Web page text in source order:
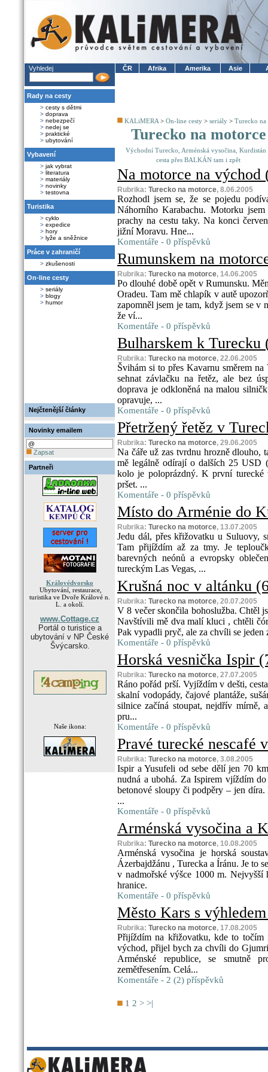
Vyhledej
Rady na cesty
> cesty s dětmi
> doprava
> nebezpečí
> nedej se
> praktické
> ubytování
Vybavení
> jak vybrat
> literatura
> materiály
> novinky
> testovna
Turistika
> cyklo
> expedice
> hory
> lyže a sněžnice
Práce v zahraničí
> zkušenosti
On-line cesty
> seriály
> blogy
> humor
Nejčtenější články
Novinky emailem
Zapsat
Partneři
Královédvorsko
Ubytování, restaurace,
turistika ve Dvoře Králové n.
L. a okolí.
www.Cottage.cz
Portál o turistice a
ubytování v NP České
Švýcarsko.
Naše ikona:
ČR Afrika Amerika Asie
KALiMERA > On-line cesty > seriály > Turecko na
Turecko na motorce
Východní Turecko, Arménská vysočina, Kurdistán
cesta přes BALKÁN tam i zpět
Na motorce na východ
Rubrika: Turecko na motorce, 8.06.2005
Rozhodl jsem se, že se pojedu
Náhorního Karabachu. Motorku
prachy na cestu taky. Na konci
jižní Moravu. Hne...
Komentáře - 0 příspěvků
Rumunskem na
Rubrika: Turecko na motorce, 14.06.2005
Po dlouhé době opět v Rumunsku.
Oradeu. Tam mě chlapík v autě
zapomněl jsem je tam, když jsem se v
že ví...
Komentáře - 0 příspěvků
Bulharskem k Turecku
Rubrika: Turecko na motorce, 22.06.2005
Švihám si to přes Kavarnu směrem
sehnat závlačku na řetěz, ale bez
doprava je odkloněná na malou
opravuje, ...
Komentáře - 0 příspěvků
Přetržený řetěz v
Rubrika: Turecko na motorce, 29.06.2005
Na čáře už zas tvrdnu hrozně dlouho,
mě legálně odírají o dalších 25 USD
kolo je poloprázdný. K první turecké
pršet. ...
Komentáře - 0 příspěvků
Místo do Arménie do
Rubrika: Turecko na motorce, 13.07.2005
Jedu dál, přes křižovatku u Suluovy,
Tam přijíždím až za tmy. Je
barevných neónů a evropsky
tureckým Las Vegas, ...
Krušná noc v altánku
Rubrika: Turecko na motorce, 20.07.2005
V 8 večer skončila bohoslužba. Chtěl
Navštívili mě dva malí kluci , chtěli
Pak vypadli pryč, ale za chvíli se
Komentáře - 0 příspěvků
Horská vesnička Ispir
Rubrika: Turecko na motorce, 27.07.2005
Ráno pořád prší. Vyjíždím v dešti,
skalní vodopády, čajové plantáže,
silnice začíná stoupat, nejdřív
pru...
Komentáře - 0 příspěvků
Pravé turecké nescafé
Rubrika: Turecko na motorce, 3.08.2005
Ispir a Yusufeli od sebe dělí jen 70
nudná a ubohá. Za Ispirem vjíždím
betonové sloupy či podpěry – jen
...
Komentáře - 0 příspěvků
Arménská vysočina a
Rubrika: Turecko na motorce, 10.08.2005
Arménská vysočina je horská
Ázerbajdžánu , Turecka a Íránu. Je to
v nadmořské výšce 1000 m.
hranice.
Komentáře - 0 příspěvků
Město Kars s
Rubrika: Turecko na motorce, 17.08.2005
Přijíždím na křižovatku, kde to
východ, přijel bych za chvíli do
Arménské republice, se smutně
zemětřesením. Celá...
Komentáře - 2 (2) příspěvků
1 2 > >|